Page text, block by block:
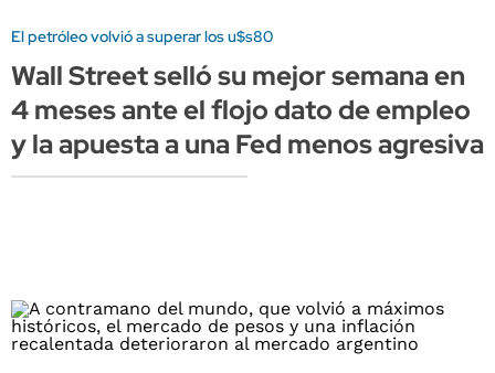
El petróleo volvió a superar los u$s80
Wall Street selló su mejor semana en
4 meses ante el flojo dato de empleo
y la apuesta a una Fed menos agresiva